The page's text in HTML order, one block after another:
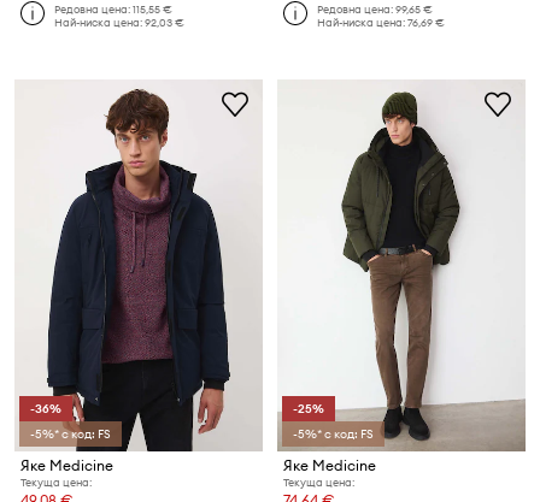
Редовна цена:115,55 €
Най-ниска цена:92,03 €
Редовна цена:99,65 €
Най-ниска цена:76,69 €
-36%
-5%* с код: FS
Яке Medicine
Текуща цена:
-25%
-5%* с код: FS
Яке Medicine
Текуща цена: